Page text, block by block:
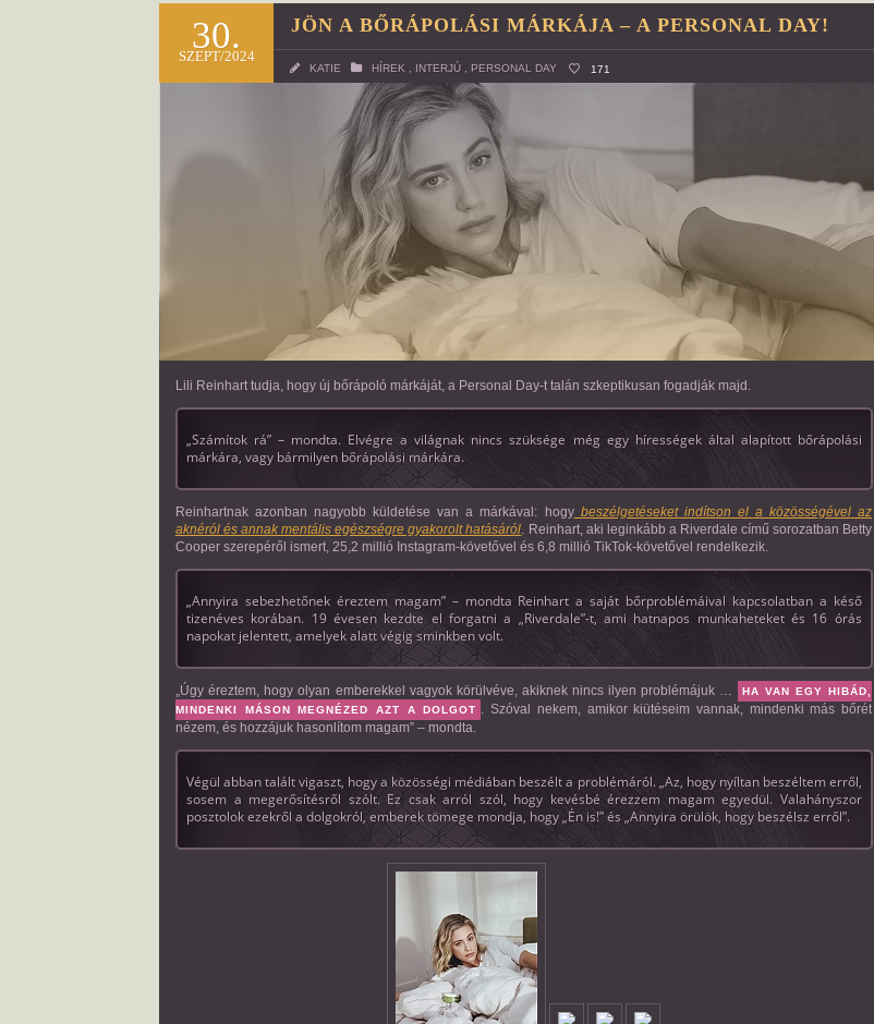
30.
SZEPT/2024
JÖN A BŐRÁPOLÁSI MÁRKÁJA – A PERSONAL DAY!
KATIE HÍREK INTERJÚ PERSONAL DAY 171
Lili Reinhart tudja, hogy új bőrápoló márkáját, a Personal Day-t talán szkeptikusan fogadják majd.
„Számítok rá” – mondta. Elvégre a világnak nincs szüksége még egy hírességek által alapított bőrápolási
márkára, vagy bármilyen bőrápolási márkára.
Reinhartnak azonban nagyobb küldetése van a márkával: hogybeszélgetéseket indítson el a közösségével az
aknéról és annak mentális egészségre gyakorolt hatásáról. Reinhart, aki leginkább a Riverdale című sorozatban Betty
Cooper szerepéről ismert, 25,2 millió Instagram-követővel és 6,8 millió TikTok-követővel rendelkezik.
„Annyira sebezhetőnek éreztem magam” – mondta Reinhart a saját bőrproblémáival kapcsolatban a késő
tizenéves korában. 19 évesen kezdte el forgatni a „Riverdale”-t, ami hatnapos munkaheteket és 16 órás
napokat jelentett, amelyek alatt végig sminkben volt.
„Úgy éreztem, hogy olyan emberekkel vagyok körülvéve, akiknek nincs ilyen problémájuk …
HA VAN EGY HIBÁD,
MINDENKI MÁSON MEGNÉZED AZT A DOLGOT . Szóval nekem, amikor kiütéseim vannak, mindenki más bőrét
nézem, és hozzájuk hasonlítom magam” – mondta.
Végül abban talált vigaszt, hogy a közösségi médiában beszélt a problémáról. „Az, hogy nyíltan beszéltem erről,
sosem a megerősítésről szólt. Ez csak arról szól, hogy kevésbé érezzem magam egyedül. Valahányszor
posztolok ezekről a dolgokról, emberek tömege mondja, hogy „Én is!” és „Annyira örülök, hogy beszélsz erről”.